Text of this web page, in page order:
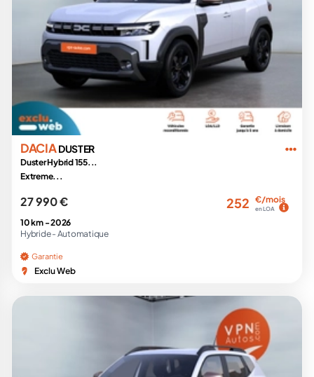
DACIADUSTER
Duster Hybrid 155...
Extreme...
27 990 € 252 €/mois
en LOA
10 km -2026
Hybride - Automatique
Garantie
Exclu Web